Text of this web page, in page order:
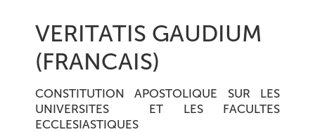
VERITATIS GAUDIUM
(FRANCAIS)
CONSTITUTION APOSTOLIQUE SUR LES
UNIVERSITES ET LES FACULTES
ECCLESIASTIQUES